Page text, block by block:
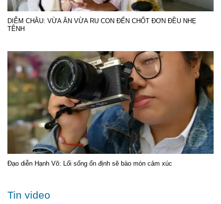
DIỄM CHÂU: VỪA ĂN VỪA RU CON ĐẾN CHỐT ĐƠN ĐỀU NHẸ
TÊNH
Đạo diễn Hạnh Võ: Lối sống ổn định sẽ bào mòn cảm xúc
Tin video